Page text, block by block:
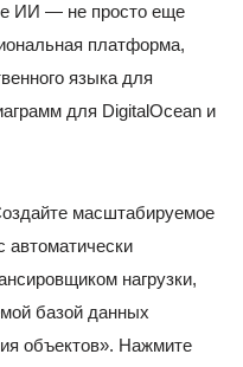
ИИ — не просто еще
платформа,
языка для
для DigitalOcean и
масштабируемое
автоматически
нагрузки,
базой данных
объектов». Нажмите